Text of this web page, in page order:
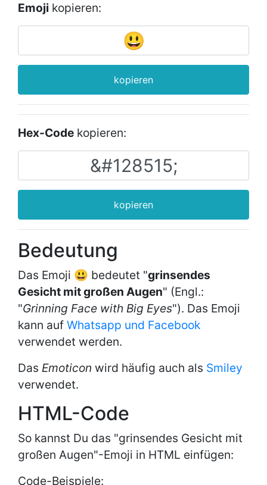
Emoji kopieren:
kopieren
Hex-Code kopieren:
kopieren
Bedeutung
Das Emoji 😃 bedeutet "grinsendes
Gesicht mit großen Augen" (Engl.:
"Grinning Face with Big Eyes"). Das Emoji
kann auf Whatsapp und Facebook
verwendet werden.
Das Emoticon wird häufig auch als Smiley
verwendet.
HTML-Code
So kannst Du das "grinsendes Gesicht mit
großen Augen"-Emoji in HTML einfügen:
Code-Beispiele: